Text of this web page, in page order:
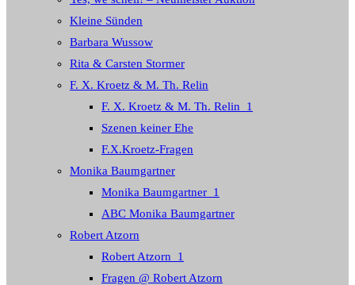
Kleine Sünden
Barbara Wussow
Rita & Carsten Stormer
F. X. Kroetz & M. Th. Relin
F. X. Kroetz & M. Th. Relin_1
Szenen keiner Ehe
F.X.Kroetz-Fragen
Monika Baumgartner
Monika Baumgartner_1
ABC Monika Baumgartner
Robert Atzorn
Robert Atzorn_1
Fragen @ Robert Atzorn